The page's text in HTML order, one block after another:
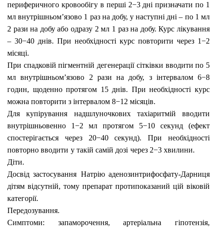
периферичного кровообігу в перші 2−3 дні призначати по 1
мл внутрішньом’язово 1 раз на добу, у наступні дні – по 1 мл
2 рази на добу або одразу 2 мл 1 раз на добу. Курс лікування
– 30−40 днів. При необхідності курс повторити через 1−2
місяці.
При спадковій пігментній дегенерації сітківки вводити по 5
мл внутрішньом’язово 2 рази на добу, з інтервалом 6−8
годин, щоденно протягом 15 днів. При необхідності курс
можна повторити з інтервалом 8−12 місяців.
Для купірування надшлуночкових тахіаритмій вводити
внутрішньовенно 1−2 мл протягом 5−10 секунд (ефект
спостерігається через 20−40 секунд). При необхідності
повторно вводити у такій самій дозі через 2−3 хвилини.
Діти.
Досвід застосування Натрію аденозинтрифосфату-Дарниця
дітям відсутній, тому препарат протипоказаний цій віковій
категорії.
Передозування.
Симптоми: запаморочення, артеріальна гіпотензія,